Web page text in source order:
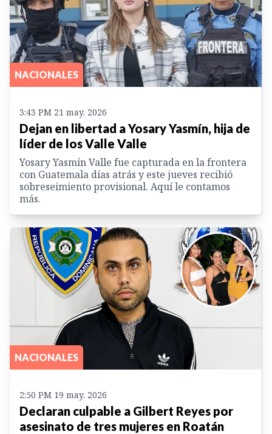
NACIONALES
3:43 PM 21 may. 2026
Dejan en libertad a Yosary Yasmín, hija de
líder de los Valle Valle
Yosary Yasmín Valle fue capturada en la frontera
con Guatemala días atrás y este jueves recibió
sobreseimiento provisional. Aquí le contamos
más.
NACIONALES
2:50 PM 19 may. 2026
Declaran culpable a Gilbert Reyes por
asesinato de tres mujeres en Roatán